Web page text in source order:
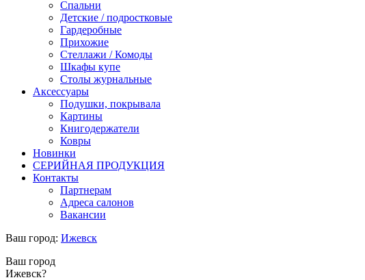
Спальни
Детские / подростковые
Гардеробные
Прихожие
Стеллажи / Комоды
Шкафы купе
Столы журнальные
Аксессуары
Подушки, покрывала
Картины
Книгодержатели
Ковры
Новинки
СЕРИЙНАЯ ПРОДУКЦИЯ
Контакты
Партнерам
Адреса салонов
Вакансии
Ваш город: Ижевск
Ваш город
Ижевск?